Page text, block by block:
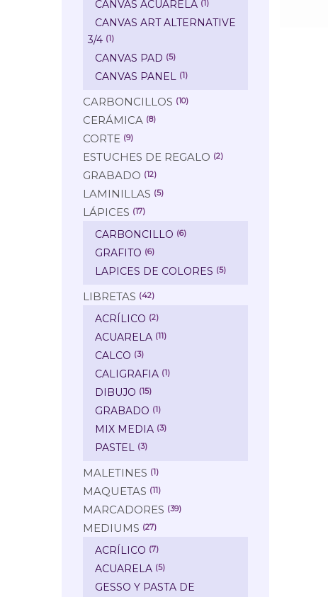
CANVAS ACUARELA (1)
CANVAS ART ALTERNATIVE
3/4 (1)
CANVAS PAD (5)
CANVAS PANEL (1)
CARBONCILLOS (10)
CERÁMICA (8)
CORTE (9)
ESTUCHES DE REGALO (2)
GRABADO (12)
LAMINILLAS (5)
LÁPICES (17)
CARBONCILLO (6)
GRAFITO (6)
LAPICES DE COLORES (5)
LIBRETAS (42)
ACRÍLICO (2)
ACUARELA (11)
CALCO (3)
CALIGRAFIA (1)
DIBUJO (15)
GRABADO (1)
MIX MEDIA (3)
PASTEL (3)
MALETINES (1)
MAQUETAS (11)
MARCADORES (39)
MEDIUMS (27)
ACRÍLICO (7)
ACUARELA (5)
GESSO Y PASTA DE